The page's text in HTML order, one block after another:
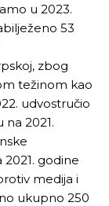
u 2023.
53
zbog
težinom kao
udvostručio
2021.
godine
medija i
ukupno 250